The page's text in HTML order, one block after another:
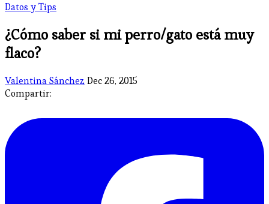
Datos y Tips
¿Cómo saber si mi perro/gato está muy
flaco?
Valentina SánchezDec 26, 2015
Compartir: